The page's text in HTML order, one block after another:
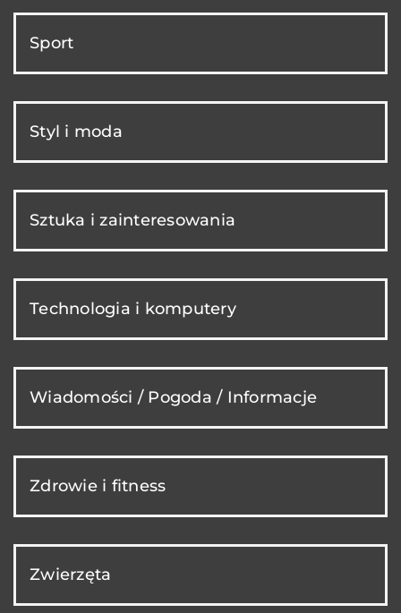
Sport
Styl i moda
Sztuka i zainteresowania
Technologia i komputery
Wiadomości / Pogoda / Informacje
Zdrowie i fitness
Zwierzęta